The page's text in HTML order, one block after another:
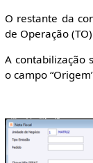
O restante da
de Operação
A contabilização
o campo